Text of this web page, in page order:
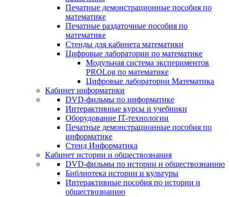
Печатные демонстрационные пособия по
математике
Печатные раздаточные пособия по
математике
Стенды для кабинета математики
Цифровые лаборатории по математике
Модульная система экспериментов
PROLog по математике
Цифровые лаборатории Математика
Кабинет информатики
DVD-фильмы по информатике
Интерактивные курсы и учебники
Оборудование IT-технологии
Печатные демонстрационные пособия по
информатике
Стенд Информатика
Кабинет истории и обществознания
DVD-фильмы по истории и обществознанию
Библиотека истории и культуры
Интерактивные пособия по истории и
обществознанию